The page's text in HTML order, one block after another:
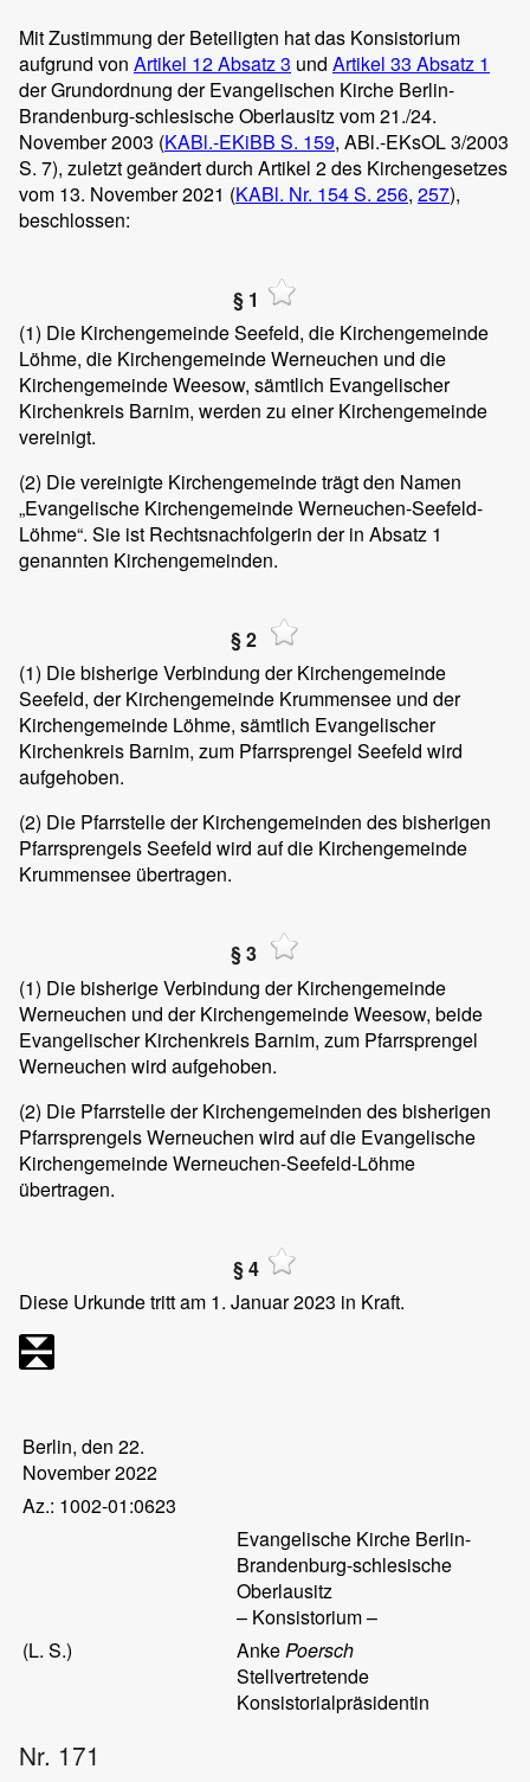
Mit Zustimmung der Beteiligten hat das Konsistorium
aufgrund von Artikel 12 Absatz 3 und Artikel 33 Absatz 1
der Grundordnung der Evangelischen Kirche Berlin-
Brandenburg-schlesische Oberlausitz vom 21./24.
November 2003 (KABl.-EKiBB S. 159, ABl.-EKsOL 3/2003
S. 7), zuletzt geändert durch Artikel 2 des Kirchengesetzes
vom 13. November 2021 (KABl. Nr. 154S. 256, 257),
beschlossen:
§ 1
(1) Die Kirchengemeinde Seefeld, die Kirchengemeinde
Löhme, die Kirchengemeinde Werneuchen und die
Kirchengemeinde Weesow, sämtlich Evangelischer
Kirchenkreis Barnim, werden zu einer Kirchengemeinde
vereinigt.
(2) Die vereinigte Kirchengemeinde trägt den Namen
„Evangelische Kirchengemeinde Werneuchen-Seefeld-
Löhme“. Sie ist Rechtsnachfolgerin der in Absatz 1
genannten Kirchengemeinden.
§ 2
(1) Die bisherige Verbindung der Kirchengemeinde
Seefeld, der Kirchengemeinde Krummensee und der
Kirchengemeinde Löhme, sämtlich Evangelischer
Kirchenkreis Barnim, zum Pfarrsprengel Seefeld wird
aufgehoben.
(2) Die Pfarrstelle der Kirchengemeinden des bisherigen
Pfarrsprengels Seefeld wird auf die Kirchengemeinde
Krummensee übertragen.
§ 3
(1) Die bisherige Verbindung der Kirchengemeinde
Werneuchen und der Kirchengemeinde Weesow, beide
Evangelischer Kirchenkreis Barnim, zum Pfarrsprengel
Werneuchen wird aufgehoben.
(2) Die Pfarrstelle der Kirchengemeinden des bisherigen
Pfarrsprengels Werneuchen wird auf die Evangelische
Kirchengemeinde Werneuchen-Seefeld-Löhme
übertragen.
§ 4
Diese Urkunde tritt am 1. Januar 2023 in Kraft.
Berlin, den 22.
November 2022
Az.: 1002-01:0623
Evangelische Kirche Berlin-
Brandenburg-schlesische
Oberlausitz
– Konsistorium –
(L. S.)
AnkePoersch
Stellvertretende
Konsistorialpräsidentin
Nr. 171